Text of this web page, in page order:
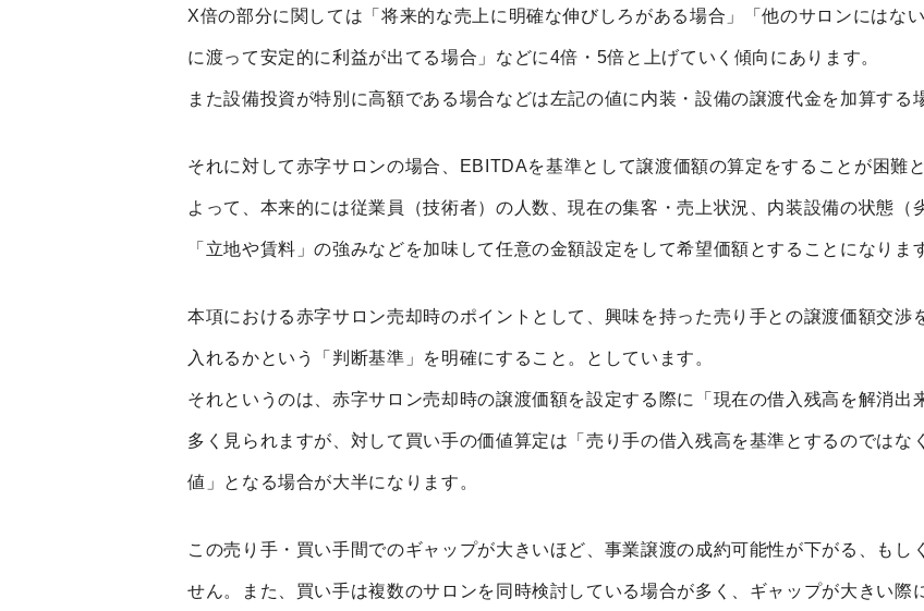
X倍の部分に関しては「将来的な売上に明確な伸びしろがある場合」「他のサロンにはな
に渡って安定的に利益が出てる場合」などに4倍・5倍と上げていく傾向にあります。
また設備投資が特別に高額である場合などは左記の値に内装・設備の譲渡代金を加算する
それに対して赤字サロンの場合、EBITDAを基準として譲渡価額の算定をすることが困難と
よって、本来的には従業員（技術者）の人数、現在の集客・売上状況、内装設備の状態（
「立地や賃料」の強みなどを加味して任意の金額設定をして希望価額とすることになりま
本項における赤字サロン売却時のポイントとして、興味を持った売り手との譲渡価額交渉
入れるかという「判断基準」を明確にすること。としています。
それというのは、赤字サロン売却時の譲渡価額を設定する際に「現在の借入残高を解消出
多く見られますが、対して買い手の価値算定は「売り手の借入残高を基準とするのではな
値」となる場合が大半になります。
この売り手・買い手間でのギャップが大きいほど、事業譲渡の成約可能性が下がる、もし
せん。また、買い手は複数のサロンを同時検討している場合が多く、ギャップが大きい際